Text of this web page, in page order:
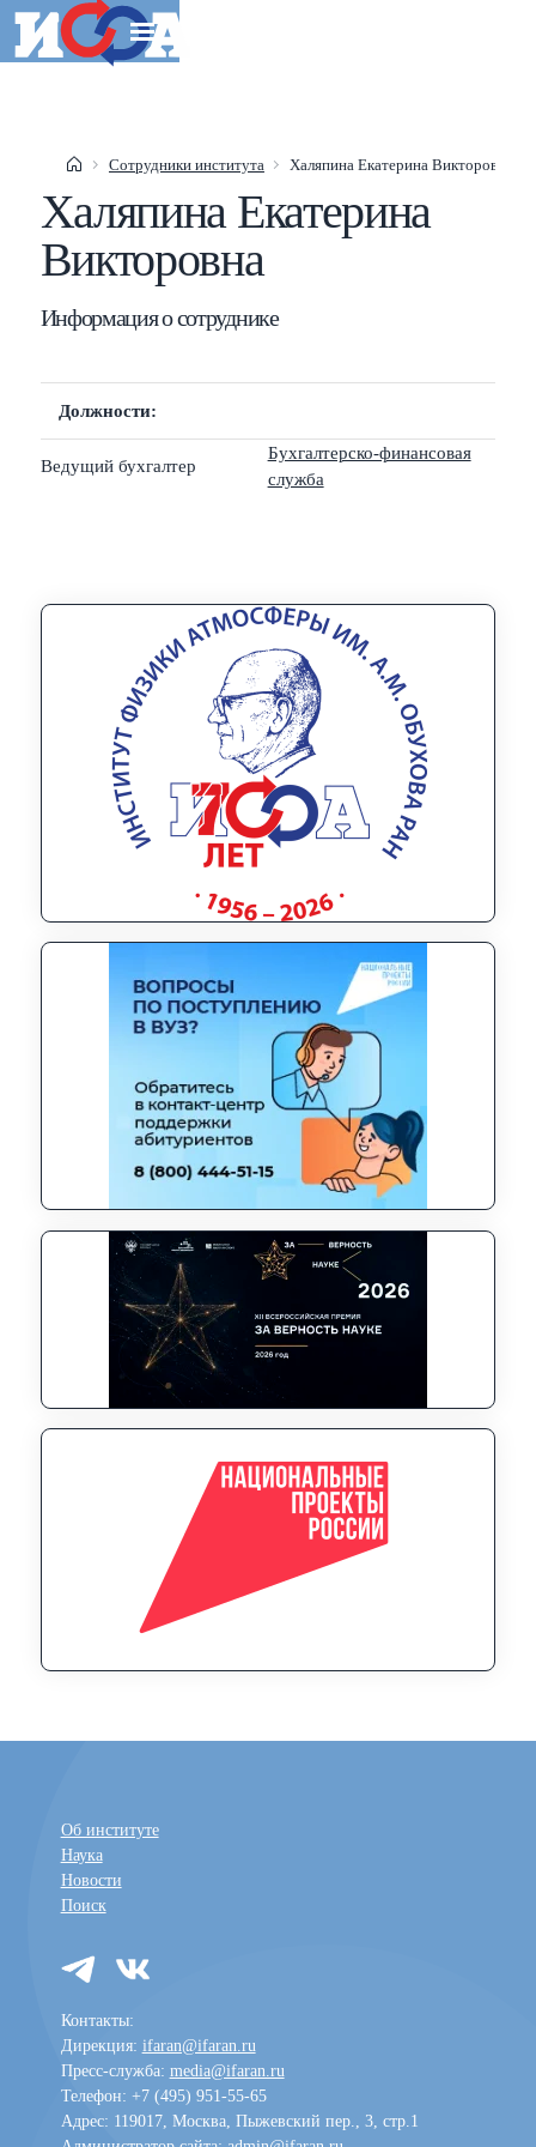
Сотрудники института Халяпина Екатерина Викторовна
Халяпина Екатерина
Викторовна
Информация о сотруднике
Должности:
Ведущий бухгалтер
Бухгалтерско-финансовая
служба
Об институте
Наука
Новости
Поиск
Контакты:
Дирекция: ifaran@ifaran.ru
Пресс-служба: media@ifaran.ru
Телефон: +7 (495) 951-55-65
Адрес: 119017, Москва, Пыжевский пер., 3, стр.1
Search popup